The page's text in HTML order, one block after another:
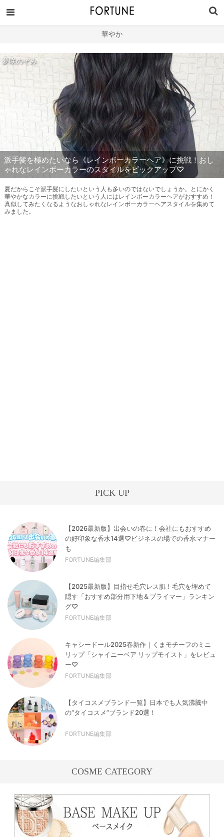
華やか
夢咲のぞみ
派手髪を極めたいなら《レインボーカラーヘア》に挑戦！おし
ゃれなレインボーカラーのスタイルをピックアップ♡
夏だからこそ派手髪にしたいという人も多いのではないでしょうか。とにかく
華やかなカラーに挑戦したいという人にはレインボーカラーヘアがおすすめ！
真似してみたくなるようなおしゃれなレインボーカラーヘアスタイルを集めて
みました。
PICK UP
【2026最新版】出会いの春に！会社にもおすすめ
の好印象な香水14選♡ビジネスの場での香水マナー
も
FORTUNE編集部
【2025最新版】目指せ毛穴レス肌！毛穴を埋めて
隠す「おすすめ部分用下地＆プライマー」ランキン
グ♡
FORTUNE編集部
キャシードール2025春新作｜くまモチーフのミニ
リップ「シャイニーベア リップモイスト」をレビュ
ー♡
FORTUNE編集部
【タイコスメブランド一覧】日本でも人気沸騰中
の“タイコスメ”ブランド20選！
FORTUNE編集部
COSME CATEGORY